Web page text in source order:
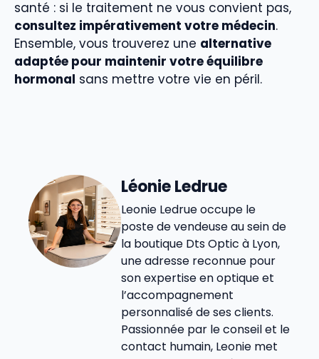
santé : si le traitement ne vous convient pas,
consultez impérativement votre médecin.
Ensemble, vous trouverez une alternative
adaptée pour maintenir votre équilibre
hormonal sans mettre votre vie en péril.
Léonie Ledrue
Leonie Ledrue occupe le
poste de vendeuse au sein de
la boutique Dts Optic à Lyon,
une adresse reconnue pour
son expertise en optique et
l’accompagnement
personnalisé de ses clients.
Passionnée par le conseil et le
contact humain, Leonie met